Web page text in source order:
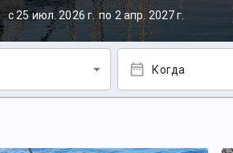
c 25 июл. 2026 г. по 2 апр. 2027 г.
Когда